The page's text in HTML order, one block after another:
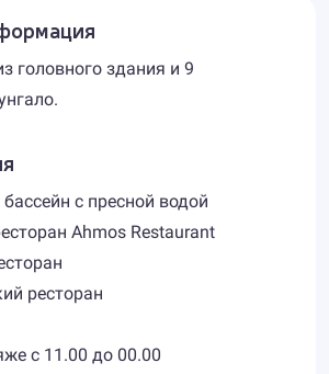
головного здания и 9
с пресной водой
Ahmos Restaurant
ресторан
с 11.00 до 00.00